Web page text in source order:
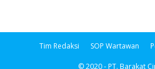
Tim Redaksi SOP Wartawan
© 2020 - PT. Barakat